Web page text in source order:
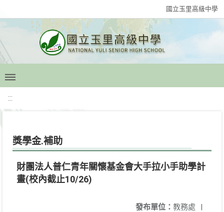
國立玉里高級中學
:::
獎學金.補助
財團法人普仁青年關懷基金會大手拉小手助學計
畫(校內截止10/26)
發布單位： 教務處 |